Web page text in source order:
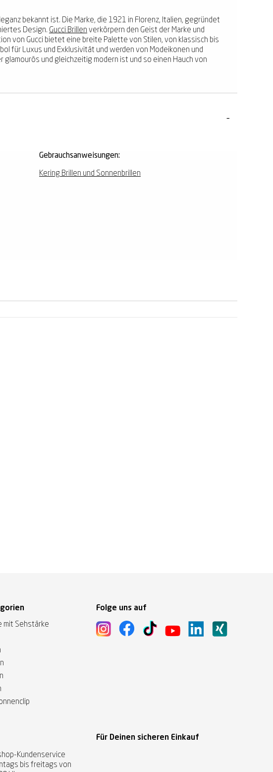
bekannt ist. Die Marke, die 1921 in Florenz, Italien, gegründet
Design. Gucci Brillen verkörpern den Geist der Marke und
von Gucci bietet eine breite Palette von Stilen, von klassisch bis
für Luxus und Exklusivität und werden von Modeikonen und
glamourös und gleichzeitig modern ist und so einen Hauch von
Gebrauchsanweisungen:
Kering Brillen und Sonnenbrillen
mit Sehstärke
Folge uns auf
Kundenservice
bis freitags von
Für Deinen sicheren Einkauf